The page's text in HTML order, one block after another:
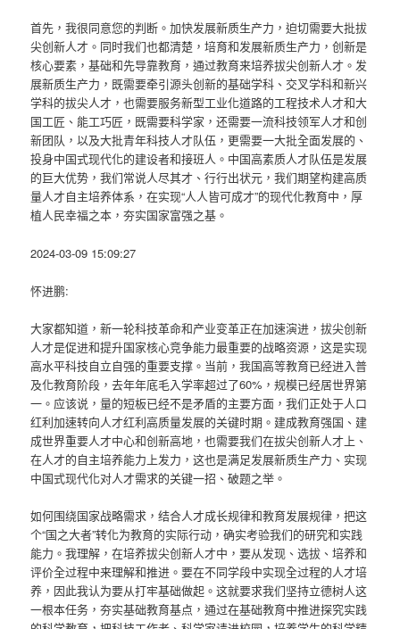
首先，我很同意您的判断。加快发展新质生产力，迫切需要大批拔
尖创新人才。同时我们也都清楚，培育和发展新质生产力，创新是
核心要素，基础和先导靠教育，通过教育来培养拔尖创新人才。发
展新质生产力，既需要牵引源头创新的基础学科、交叉学科和新兴
学科的拔尖人才，也需要服务新型工业化道路的工程技术人才和大
国工匠、能工巧匠，既需要科学家，还需要一流科技领军人才和创
新团队，以及大批青年科技人才队伍，更需要一大批全面发展的、
投身中国式现代化的建设者和接班人。中国高素质人才队伍是发展
的巨大优势，我们常说人尽其才、行行出状元，我们期望构建高质
量人才自主培养体系，在实现“人人皆可成才”的现代化教育中，厚
植人民幸福之本，夯实国家富强之基。
2024-03-09 15:09:27
怀进鹏:
大家都知道，新一轮科技革命和产业变革正在加速演进，拔尖创新
人才是促进和提升国家核心竞争能力最重要的战略资源，这是实现
高水平科技自立自强的重要支撑。当前，我国高等教育已经进入普
及化教育阶段，去年年底毛入学率超过了60%，规模已经居世界第
一。应该说，量的短板已经不是矛盾的主要方面，我们正处于人口
红利加速转向人才红利高质量发展的关键时期。建成教育强国、建
成世界重要人才中心和创新高地，也需要我们在拔尖创新人才上、
在人才的自主培养能力上发力，这也是满足发展新质生产力、实现
中国式现代化对人才需求的关键一招、破题之举。
如何围绕国家战略需求，结合人才成长规律和教育发展规律，把这
个“国之大者”转化为教育的实际行动，确实考验我们的研究和实践
能力。我理解，在培养拔尖创新人才中，要从发现、选拔、培养和
评价全过程中来理解和推进。要在不同学段中实现全过程的人才培
养，因此我认为要从打牢基础做起。这就要求我们坚持立德树人这
一根本任务，夯实基础教育基点，通过在基础教育中推进探究实践